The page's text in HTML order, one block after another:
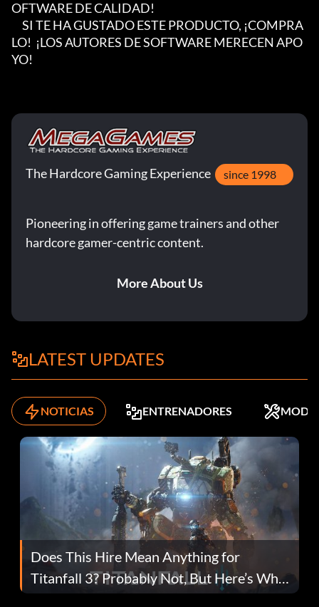
OFTWARE DE CALIDAD!
LO!  ¡LOS AUTORES DE SOFTWARE MERECEN APO
YO!
The Hardcore Gaming Experience since 1998
Pioneering in offering game trainers and other
hardcore gamer-centric content.
More About Us
LATEST UPDATES
NOTICIAS ENTRENADORES MODS
Does This Hire Mean Anything for
Titanfall 3? Probably Not, But Here’s Why
Fans Are Hopeful